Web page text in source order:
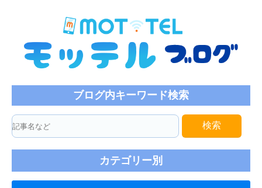
ブログ内キーワード検索
検索
カテゴリー別